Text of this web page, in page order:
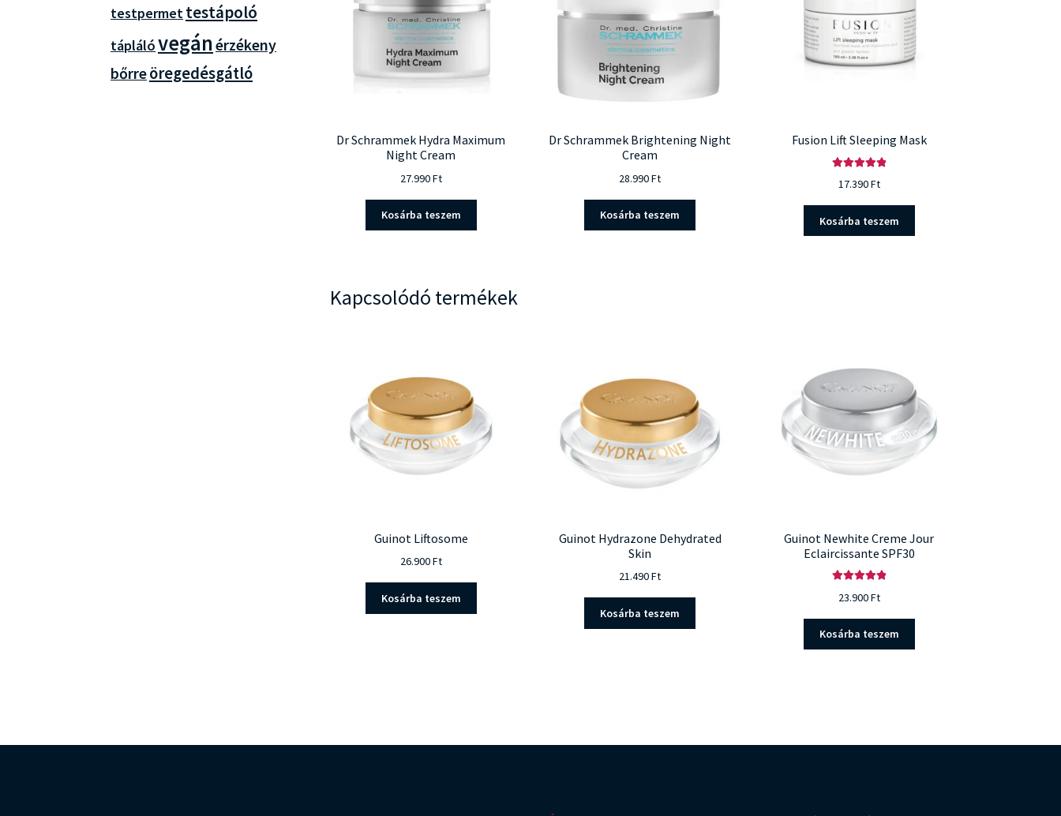
Dr Schrammek Hydra Maximum
Night Cream
27.990Ft
Kosárba teszem
Dr Schrammek Brightening Night
Cream
28.990Ft
Kosárba teszem
Fusion Lift Sleeping Mask
17.390Ft
Kosárba teszem
Kapcsolódó termékek
Guinot Liftosome
26.900Ft
Kosárba teszem
Guinot Hydrazone Dehydrated
Skin
21.490Ft
Kosárba teszem
Guinot Newhite Creme Jour
Eclaircissante SPF30
5.00/ 5
23.900Ft
Kosárba teszem
testpermettestápoló
táplálóvegánérzékeny
bőrreöregedésgátló